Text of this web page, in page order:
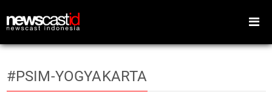
#PSIM-YOGYAKARTA